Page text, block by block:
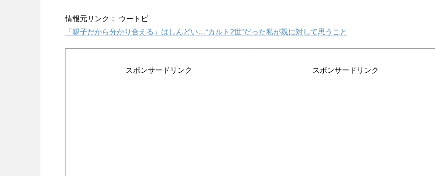
情報元リンク： ウートピ
「親子だから分かり合える」はしんどい…“カルト2世”だった私が親に対して思うこと
スポンサードリンク スポンサードリンク